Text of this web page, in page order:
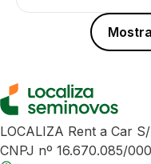
LOCALIZA Rent a Car
CNPJ nº 16.670.085/